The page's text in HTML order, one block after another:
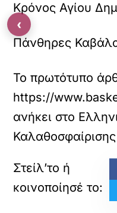
Κρόνος Αγίου
Πάνθηρες
Το πρωτότυπο
https://
ανήκει στο
Καλαθοσφαίρισης
‹